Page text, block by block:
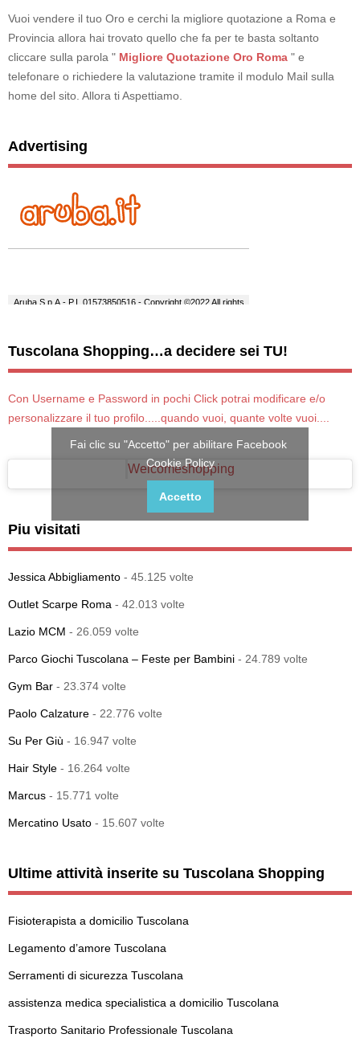
Vuoi vendere il tuo Oro e cerchi la migliore quotazione a Roma e
Provincia allora hai trovato quello che fa per te basta soltanto
cliccare sulla parola " Migliore Quotazione Oro Roma " e
telefonare o richiedere la valutazione tramite il modulo Mail sulla
home del sito. Allora ti Aspettiamo.
Advertising
Tuscolana Shopping…a decidere sei TU!
Con Username e Password in pochi Click potrai modificare e/o
personalizzare il tuo profilo.....quando vuoi, quante volte vuoi....
Welcomeshopping
Fai clic su "Accetto" per abilitare Facebook
Cookie Policy
Accetto
Piu visitati
Jessica Abbigliamento - 45.125 volte
Outlet Scarpe Roma - 42.013 volte
Lazio MCM - 26.059 volte
Parco Giochi Tuscolana – Feste per Bambini - 24.789 volte
Gym Bar - 23.374 volte
Paolo Calzature - 22.776 volte
Su Per Giù - 16.947 volte
Hair Style - 16.264 volte
Marcus - 15.771 volte
Mercatino Usato - 15.607 volte
Ultime attività inserite su Tuscolana Shopping
Fisioterapista a domicilio Tuscolana
Legamento d’amore Tuscolana
Serramenti di sicurezza Tuscolana
assistenza medica specialistica a domicilio Tuscolana
Trasporto Sanitario Professionale Tuscolana